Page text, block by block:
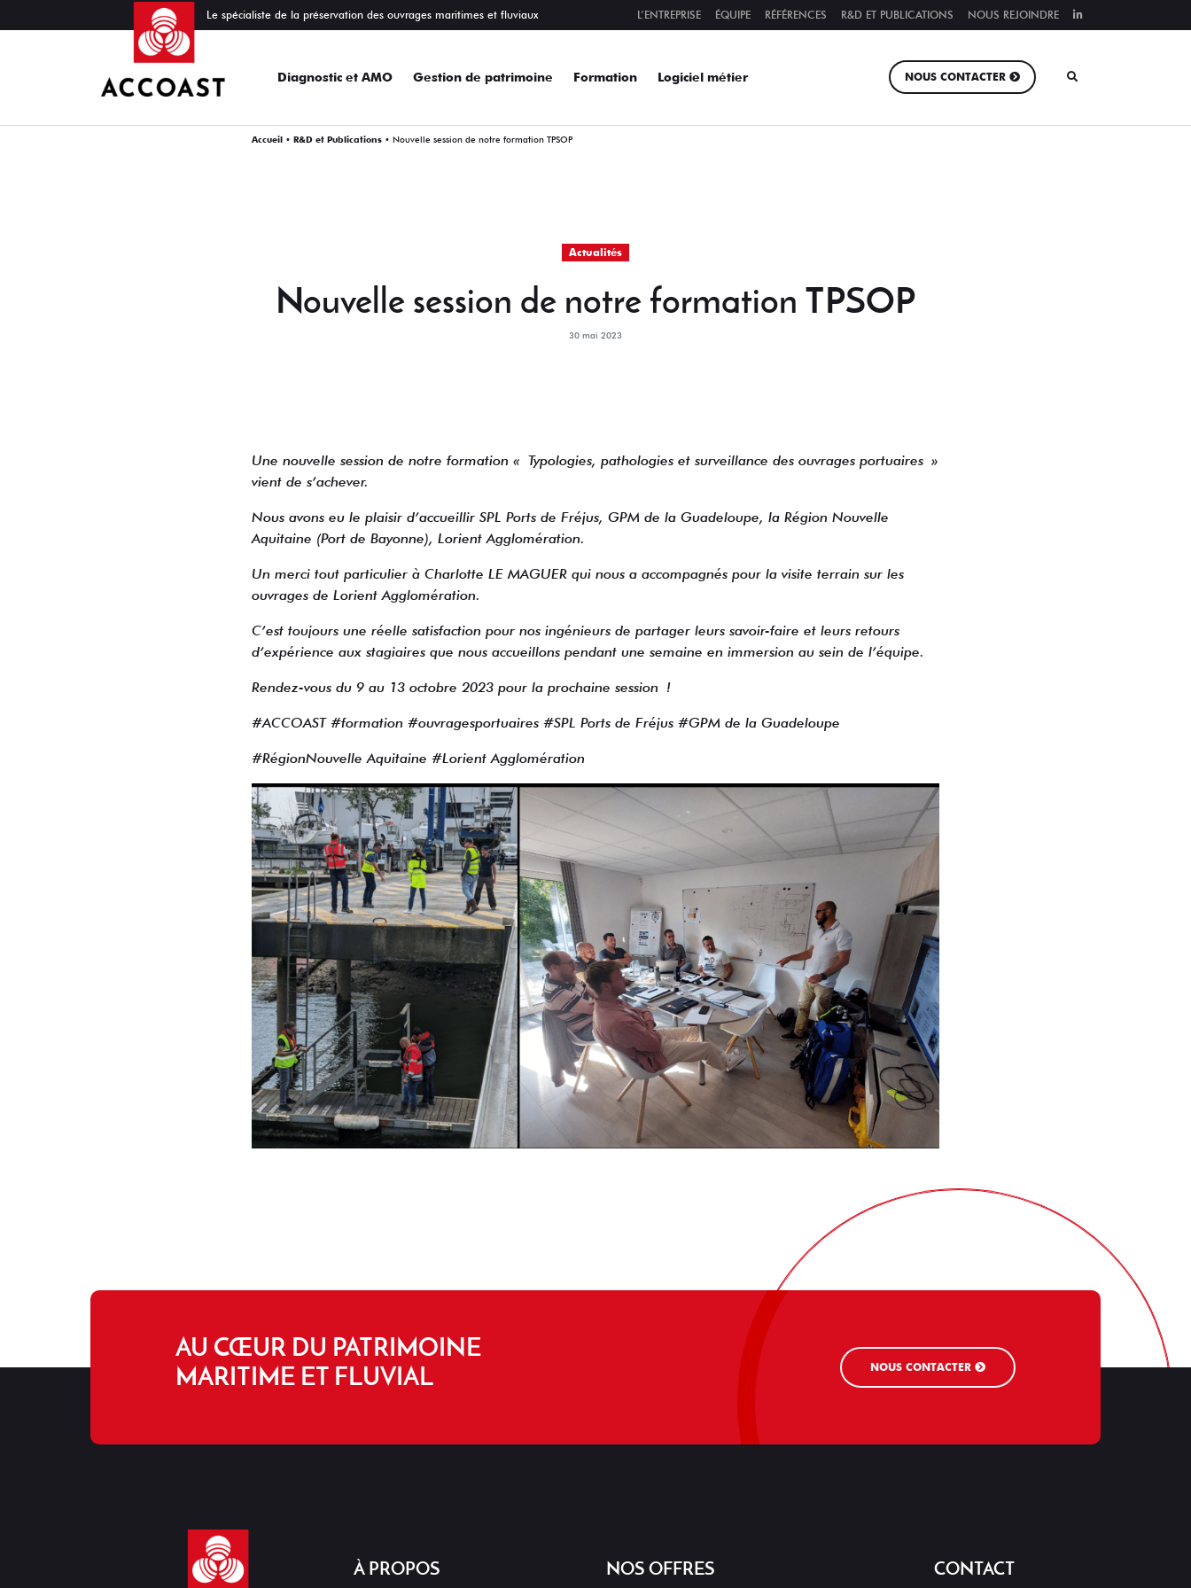
Le spécialiste de la préservation des ouvrages maritimes et fluviaux L’ENTREPRISE ÉQUIPE RÉFÉRENCES R&D ET PUBLICATIONS NOUS REJOINDRE
Diagnostic et AMO Gestion de patrimoine Formation Logiciel métier NOUS CONTACTER
Accueil • R&D et Publications • Nouvelle session de notre formation TPSOP
Actualités
Nouvelle session de notre formation TPSOP
30 mai 2023
Une nouvelle session de notre formation « Typologies, pathologies et surveillance des ouvrages portuaires »
vient de s’achever.
Nous avons eu le plaisir d’accueillir SPL Ports de Fréjus, GPM de la Guadeloupe, la Région Nouvelle
Aquitaine (Port de Bayonne), Lorient Agglomération.
Un merci tout particulier à Charlotte LE MAGUER qui nous a accompagnés pour la visite terrain sur les
ouvrages de Lorient Agglomération.
C’est toujours une réelle satisfaction pour nos ingénieurs de partager leurs savoir-faire et leurs retours
d’expérience aux stagiaires que nous accueillons pendant une semaine en immersion au sein de l’équipe.
Rendez-vous du 9 au 13 octobre 2023 pour la prochaine session !
#ACCOAST #formation #ouvragesportuaires #SPL Ports de Fréjus #GPM de la Guadeloupe
#RégionNouvelle Aquitaine #Lorient Agglomération
AU CŒUR DU PATRIMOINE
MARITIME ET FLUVIAL
NOUS CONTACTER
À PROPOS NOS OFFRES CONTACT